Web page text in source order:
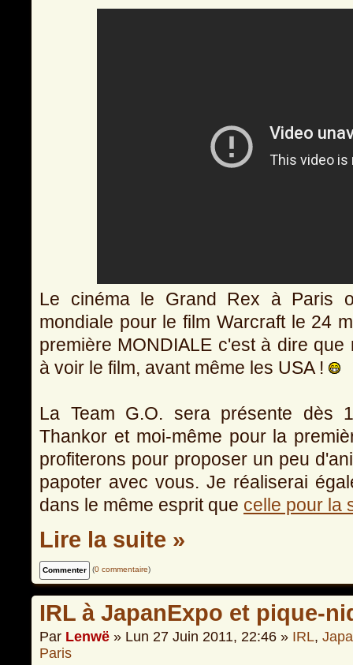
Le cinéma le Grand Rex à Paris
mondiale pour le film Warcraft le 24
première MONDIALE c'est à dire
à voir le film, avant même les USA !
La Team G.O. sera présente dès
Thankor et moi-même pour la
profiterons pour proposer un peu
papoter avec vous. Je réaliserai
dans le même esprit que celle pour la
Lire la suite »
(0 commentaire)
IRL à JapanExpo et pique-
Par Lenwë » Lun 27 Juin 2011, 22:46 » IRL,
Paris